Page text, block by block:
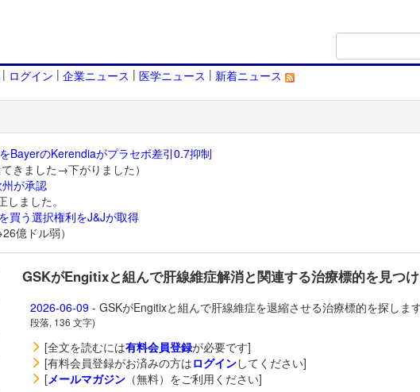
| ログイン | 企業ニュース | 医学ニュース | 新着ニュース
BayerのKerendiaがプラセボ差引0.7抑制
きました→下がりました）
が承認
ました。
買う選択権利をJ&Jが取得
億ドル弱）
GSKがEngitixと組んで肝線維症解消と関連する治療標的を見つ
2026-06-09- GSKがEngitixと組んで肝線維症を退縮させる治療標的を探します
段落, 136 文字)
[全文を読むには有料会員登録が必要です]
[有料会員登録がお済みの方はログインしてください]
[メールマガジン（無料）をご利用ください]